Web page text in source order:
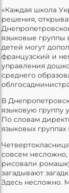
«Каждая школа
решения,
языковые группы
детей могут
французский и
управления
среднего
В
языковую группу
По словам
языковых
совсем несложно,
рисовали
загадывают
Здесь несложно.